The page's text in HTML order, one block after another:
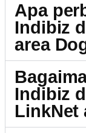
Apa
Indibiz
area
Indibiz
LinkNet